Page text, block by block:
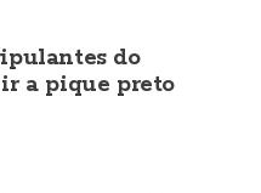
do
a pique preto